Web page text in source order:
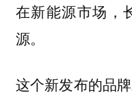
在新能源市场
源。
这个新发布的品